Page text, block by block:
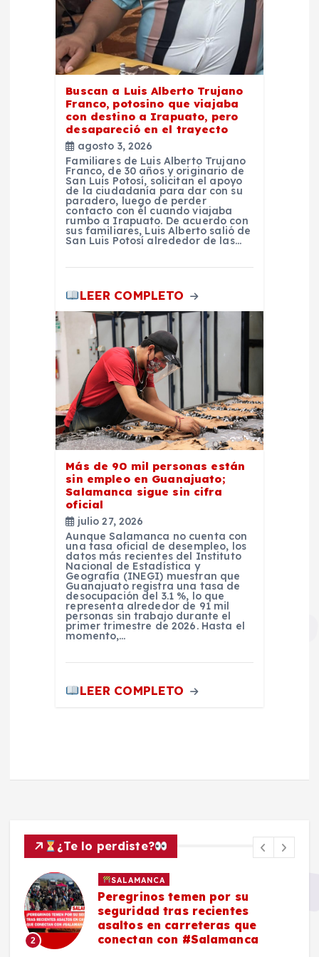
Buscan a Luis Alberto Trujano
Franco, potosino que viajaba
con destino a Irapuato, pero
desapareció en el trayecto
agosto 3, 2026
Familiares de Luis Alberto Trujano
Franco, de 30 años y originario de
San Luis Potosí, solicitan el apoyo
de la ciudadanía para dar con su
paradero, luego de perder
contacto con él cuando viajaba
rumbo a Irapuato. De acuerdo con
sus familiares, Luis Alberto salió de
San Luis Potosí alrededor de las…
LEER COMPLETO
Más de 90 mil personas están
sin empleo en Guanajuato;
Salamanca sigue sin cifra
oficial
julio 27, 2026
Aunque Salamanca no cuenta con
una tasa oficial de desempleo, los
datos más recientes del Instituto
Nacional de Estadística y
Geografía (INEGI) muestran que
Guanajuato registra una tasa de
desocupación del 3.1 %, lo que
representa alrededor de 91 mil
personas sin trabajo durante el
primer trimestre de 2026. Hasta el
momento,…
LEER COMPLETO
¿Te lo perdiste?
2
SALAMANCA
Peregrinos temen por su
seguridad tras recientes
asaltos en carreteras que
conectan con #Salamanca